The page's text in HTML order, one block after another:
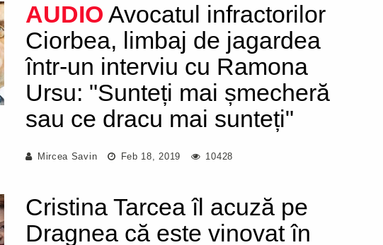
AUDIO Avocatul infractorilor
Ciorbea, limbaj de jagardea
într-un interviu cu Ramona
Ursu: "Sunteți mai șmecheră
sau ce dracu mai sunteți"
Mircea Savin Feb 18, 2019 10428
Cristina Tarcea îl acuză pe
Dragnea că este vinovat în